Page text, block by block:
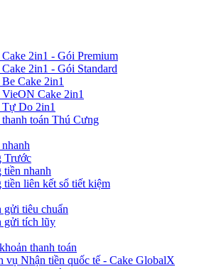
2in1 - Gói Premium
2in1 - Gói Standard
Cake 2in1
Cake 2in1
Tự Do 2in1
toán Thú Cưng
Trước
tiền nhanh
tiền liên kết sổ tiết kiệm
gửi tiêu chuẩn
gửi tích lũy
thanh toán
vụ Nhận tiền quốc tế - Cake GlobalX